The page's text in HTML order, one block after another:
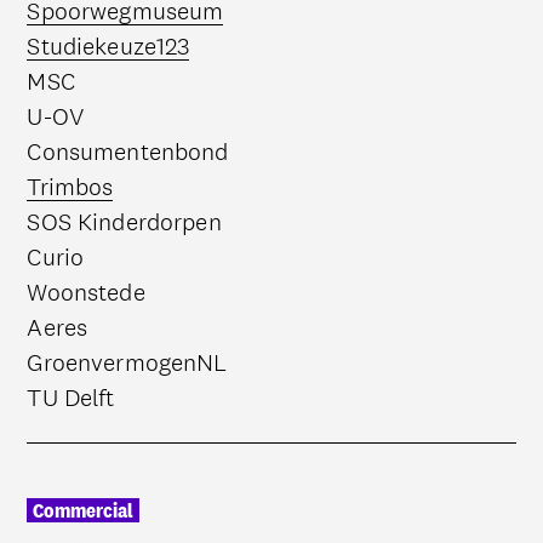
Deze link opent in een nieuwe tab
Spoorwegmuseum
Deze link opent in een nieuwe tab
Studiekeuze123
MSC
U-OV
Consumentenbond
Deze link opent in een nieuwe tab
Trimbos
SOS Kinderdorpen
Curio
Woonstede
Aeres
GroenvermogenNL
TU Delft
Commercial